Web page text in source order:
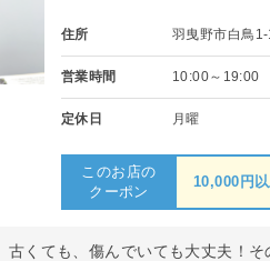
住所 羽曳野市白鳥
営業時間 10:00～19:00
定休日 月曜
このお店の
クーポン
10,000円
古くても、傷んでいても大丈夫！そ